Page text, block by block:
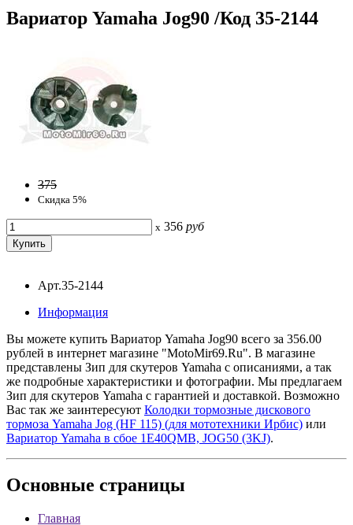
Вариатор Yamaha Jog90 /Код 35-2144
375
Скидка 5%
x 356 руб
Арт.35-2144
Информация
Вы можете купить Вариатор Yamaha Jog90 всего за 356.00
рублей в интернет магазине "MotoMir69.Ru". В магазине
представлены Зип для скутеров Yamaha с описаниями, а так
же подробные характеристики и фотографии. Мы предлагаем
Зип для скутеров Yamaha с гарантией и доставкой. Возможно
Вас так же заинтересуют Колодки тормозные дискового
тормоза Yamaha Jog (HF 115) (для мототехники Ирбис) или
Вариатор Yamaha в сбое 1E40QMB, JOG50 (3KJ).
Основные страницы
Главная